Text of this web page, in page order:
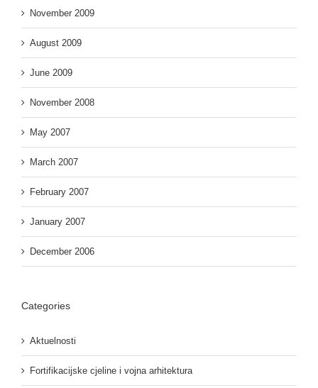
November 2009
August 2009
June 2009
November 2008
May 2007
March 2007
February 2007
January 2007
December 2006
Categories
Aktuelnosti
Fortifikacijske cjeline i vojna arhitektura